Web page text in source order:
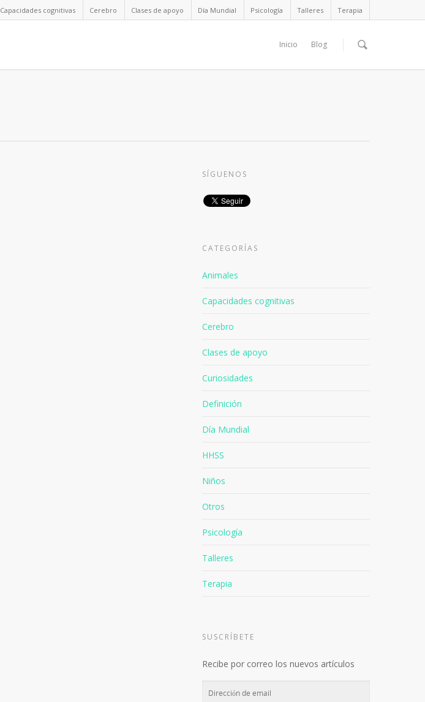
Capacidades cognitivas Cerebro Clases de apoyo Día Mundial Psicología Talleres Terapia
Inicio Blog
SÍGUENOS
CATEGORÍAS
Animales
Capacidades cognitivas
Cerebro
Clases de apoyo
Curiosidades
Definición
Día Mundial
HHSS
Niños
Otros
Psicología
Talleres
Terapia
SUSCRÍBETE
Recibe por correo los nuevos artículos
Dirección